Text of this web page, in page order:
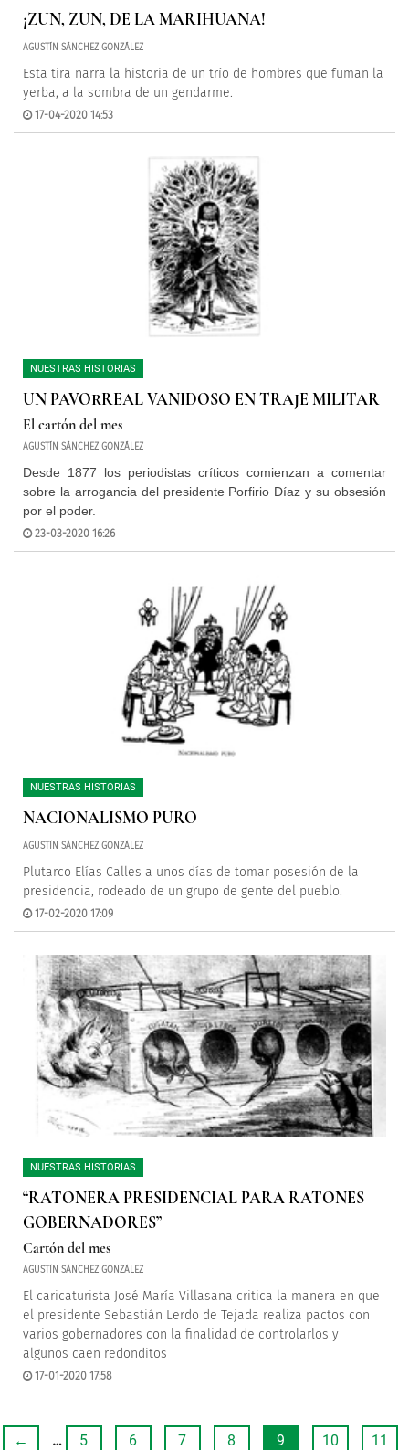
¡ZUN, ZUN, DE LA MARIHUANA!
AGUSTÍN SÁNCHEZ GONZÁLEZ
Esta tira narra la historia de un trío de hombres que fuman la
yerba, a la sombra de un gendarme.
17-04-2020 14:53
NUESTRAS HISTORIAS
UN PAVORREAL VANIDOSO EN TRAJE MILITAR
El cartón del mes
AGUSTÍN SÁNCHEZ GONZÁLEZ
Desde 1877 los periodistas críticos comienzan a comentar
sobre la arrogancia del presidente Porfirio Díaz y su obsesión
por el poder.
23-03-2020 16:26
NUESTRAS HISTORIAS
NACIONALISMO PURO
AGUSTÍN SÁNCHEZ GONZÁLEZ
Plutarco Elías Calles a unos días de tomar posesión de la
presidencia, rodeado de un grupo de gente del pueblo.
17-02-2020 17:09
NUESTRAS HISTORIAS
“RATONERA PRESIDENCIAL PARA RATONES
GOBERNADORES”
Cartón del mes
AGUSTÍN SÁNCHEZ GONZÁLEZ
El caricaturista José María Villasana critica la manera en que
el presidente Sebastián Lerdo de Tejada realiza pactos con
varios gobernadores con la finalidad de controlarlos y
algunos caen redonditos
17-01-2020 17:58
← … 5 6 7 8 9 10 11